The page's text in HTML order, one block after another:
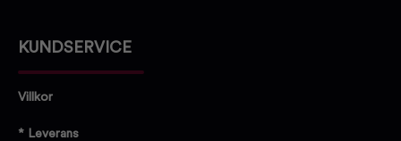
KUNDSERVICE
Villkor
* Leverans